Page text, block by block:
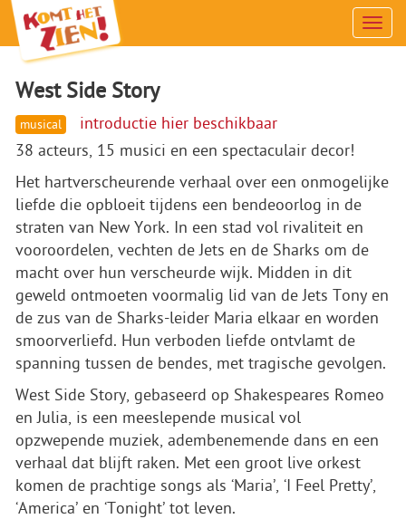
Menu
West Side Story
musical
introductie hier beschikbaar
38 acteurs, 15 musici en een spectaculair decor!
Het hartverscheurende verhaal over een onmogelijke
liefde die opbloeit tijdens een bendeoorlog in de
straten van New York. In een stad vol rivaliteit en
vooroordelen, vechten de Jets en de Sharks om de
macht over hun verscheurde wijk. Midden in dit
geweld ontmoeten voormalig lid van de Jets Tony en
de zus van de Sharks-leider Maria elkaar en worden
smoorverliefd. Hun verboden liefde ontvlamt de
spanning tussen de bendes, met tragische gevolgen.
West Side Story, gebaseerd op Shakespeares Romeo
en Julia, is een meeslepende musical vol
opzwepende muziek, adembenemende dans en een
verhaal dat blijft raken. Met een groot live orkest
komen de prachtige songs als ‘Maria’, ‘I Feel Pretty’,
‘America’ en ‘Tonight’ tot leven.